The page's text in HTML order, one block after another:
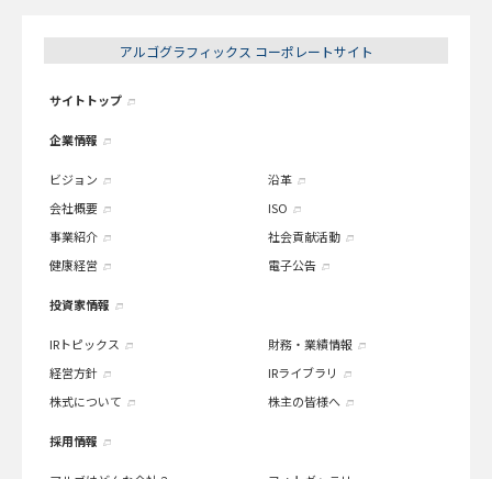
アルゴグラフィックス コーポレートサイト
サイトトップ
企業情報
ビジョン
会社概要
事業紹介
健康経営
沿革
ISO
社会貢献活動
電子公告
投資家情報
IRトピックス
経営方針
株式について
財務・業績情報
IRライブラリ
株主の皆様へ
採用情報